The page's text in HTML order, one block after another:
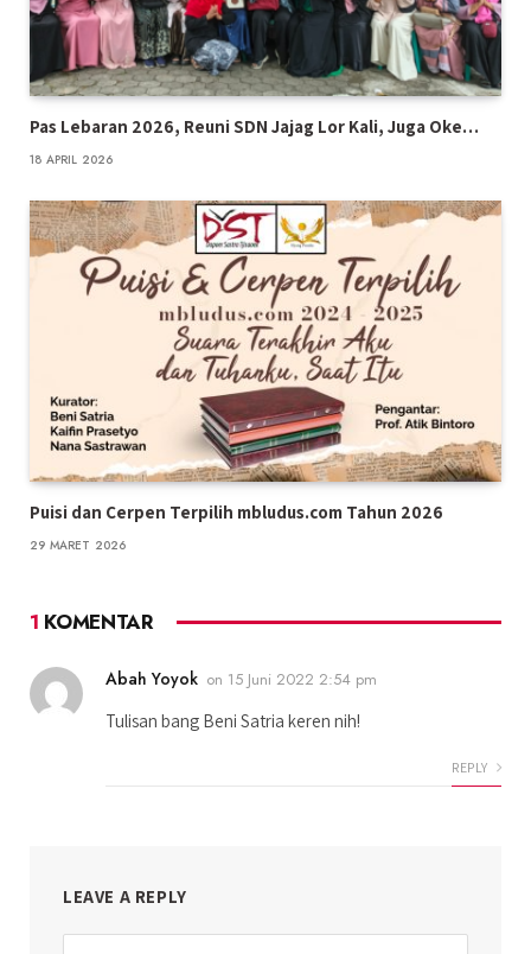
Pas Lebaran 2026, Reuni SDN Jajag Lor Kali, Juga Oke…
18 APRIL 2026
Puisi dan Cerpen Terpilih mbludus.com Tahun 2026
29 MARET 2026
1 KOMENTAR
Abah Yoyok on 15 Juni 2022 2:54 pm
Tulisan bang Beni Satria keren nih!
REPLY
LEAVE A REPLY